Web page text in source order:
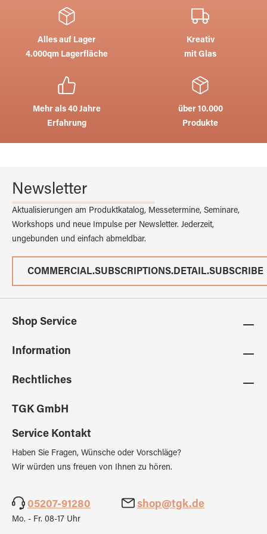
Alles auf Lager
4.000qm Lagerfläche
Kreativ
mit Glas
Mehr als 40 Jahre
Erfahrung
über 10.000
Produkte
Newsletter
Aktualisierungen am Produktkatalog, Messetermine, Seminare,
Workshops und neue Impulse per Newsletter. Jederzeit,
ungebunden und einfach abmeldbar.
COMMERCIAL.SUBSCRIPTIONS.DETAIL.SUBSCRIBE
Shop Service
Information
Rechtliches
TGK GmbH
Service Kontakt
Haben Sie Fragen, Wünsche oder Vorschläge?
Wir würden uns freuen von Ihnen zu hören.
05207-91280 shop@tgk.de
Mo. - Fr. 08-17 Uhr